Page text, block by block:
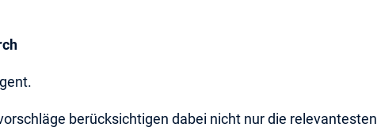
berücksichtigen dabei nicht nur die